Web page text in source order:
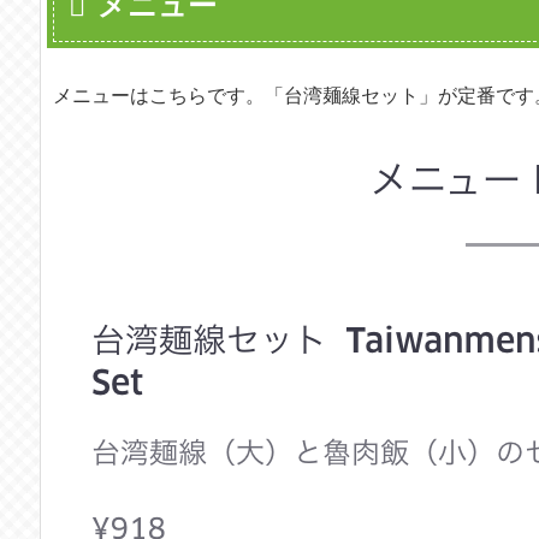
メニューはこちらです。「台湾麺線セット」が定番です